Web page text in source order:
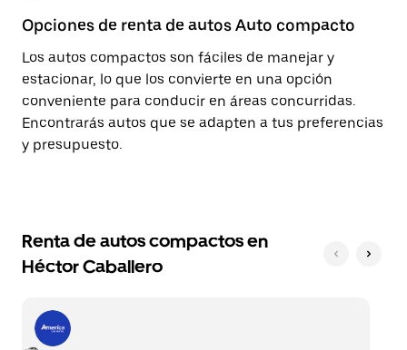
Opciones de renta de autos Auto compacto
Los autos compactos son fáciles de manejar y
estacionar, lo que los convierte en una opción
conveniente para conducir en áreas concurridas.
Encontrarás autos que se adapten a tus preferencias
y presupuesto.
Renta de autos compactos en
Héctor Caballero